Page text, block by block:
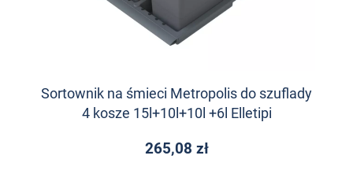
Sortownik na śmieci Metropolis do szuflady
4 kosze 15l+10l+10l +6l Elletipi
265,08 zł